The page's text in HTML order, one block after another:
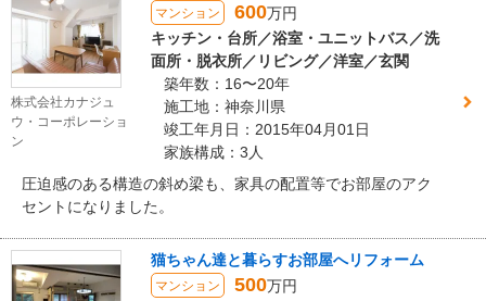
株式会社カナジュ
ウ・コーポレーショ
ン
マンション 600万円
キッチン・台所／浴室・ユニットバス／洗
面所・脱衣所／リビング／洋室／玄関
築年数：16〜20年
施工地：神奈川県
竣工年月日：2015年04月01日
家族構成：3人
圧迫感のある構造の斜め梁も、家具の配置等でお部屋のアク
セントになりました。
猫ちゃん達と暮らすお部屋へリフォーム
マンション 500万円